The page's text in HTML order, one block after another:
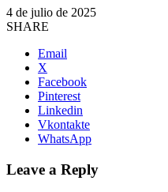
4 de julio de 2025
SHARE
Email
X
Facebook
Pinterest
Linkedin
Vkontakte
WhatsApp
Leave a Reply